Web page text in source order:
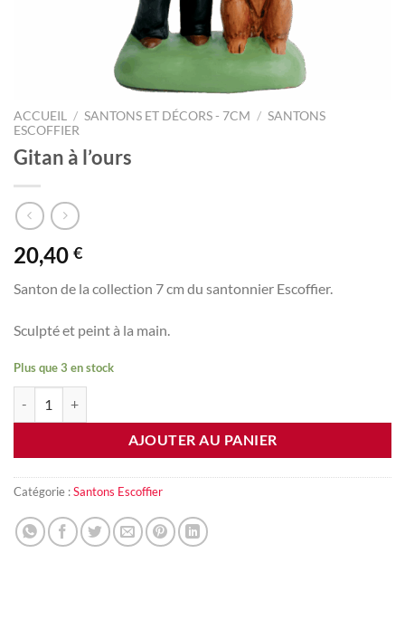
ACCUEIL / SANTONS ET DÉCORS - 7CM / SANTONS
ESCOFFIER
Gitan à l’ours
20,40 €
Santon de la collection 7 cm du santonnier Escoffier.
Sculpté et peint à la main.
Plus que 3 en stock
AJOUTER AU PANIER
Catégorie :Santons Escoffier